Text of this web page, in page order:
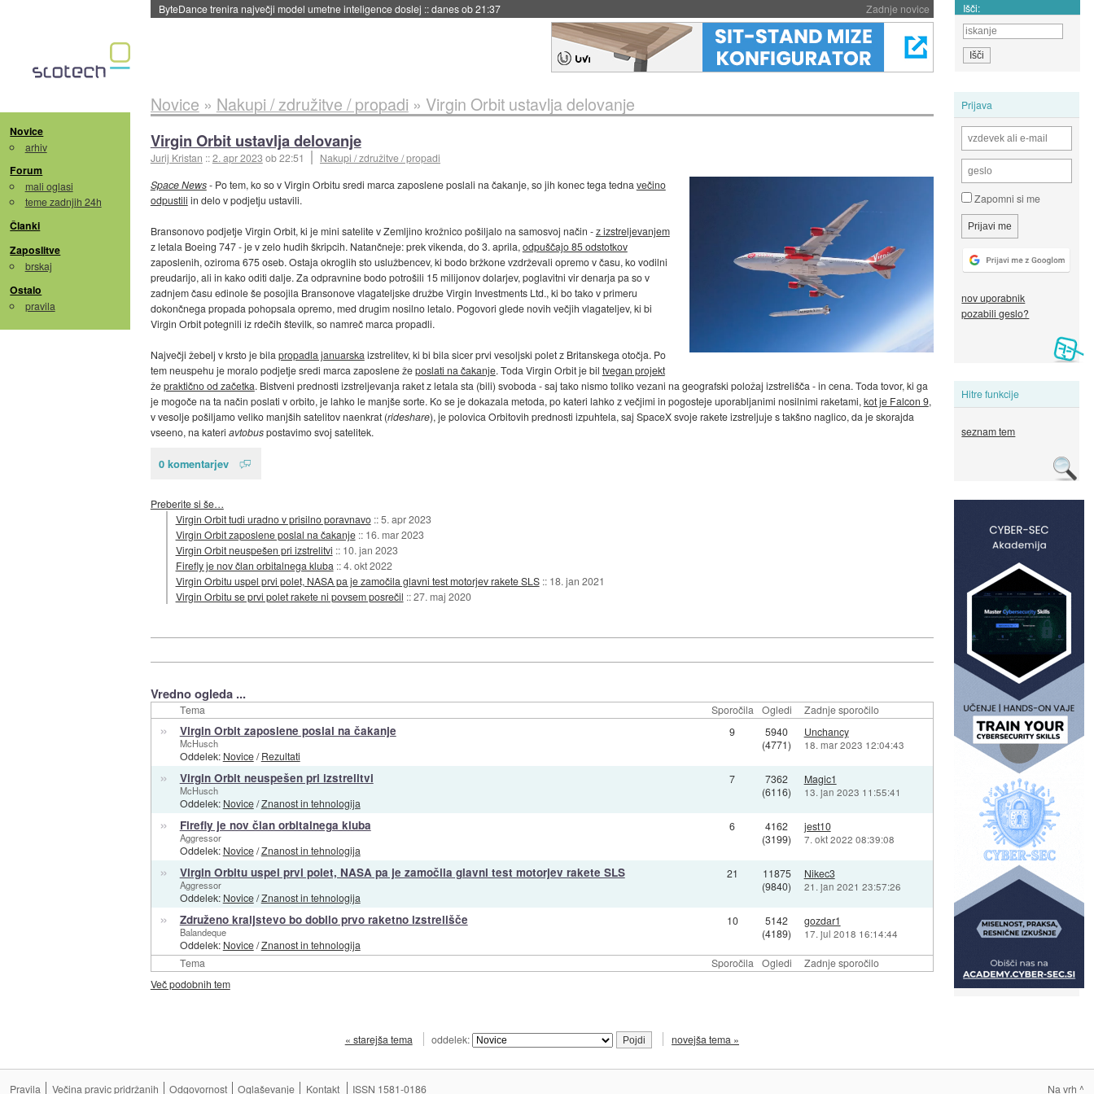
Zadnje novice
ByteDance trenira največji model umetne inteligence doslej ::danes ob 21:37 Išči:
Novice
arhiv
Forum
mali oglasi
teme zadnjih 24h
Članki
Zaposlitve
brskaj
Ostalo
pravila
Prijava
Zapomni si me
nov uporabnik
pozabili geslo?
Hitre funkcije
seznam tem
Novice » Nakupi / združitve / propadi » Virgin Orbit ustavlja delovanje
Virgin Orbit ustavlja delovanje
Jurij Kristan ::2. apr 2023 ob 22:51
Nakupi / združitve / propadi
Space News- Po tem, ko so v Virgin Orbitu sredi marca zaposlene poslali na čakanje, so jih konec tega tedna večino
odpustili in delo v podjetju ustavili.
Bransonovo podjetje Virgin Orbit, ki je mini satelite v Zemljino krožnico pošiljalo na samosvoj način -z izstreljevanjem
z letala Boeing 747 - je v zelo hudih škripcih. Natančneje: prek vikenda, do 3. aprila, odpuščajo 85 odstotkov
zaposlenih, oziroma 675 oseb. Ostaja okroglih sto uslužbencev, ki bodo bržkone vzdrževali opremo v času, ko vodilni
preudarijo, ali in kako oditi dalje. Za odpravnine bodo potrošili 15 milijonov dolarjev, poglavitni vir denarja pa so v
zadnjem času edinole še posojila Bransonove vlagateljske družbe Virgin Investments Ltd., ki bo tako v primeru
dokončnega propada pohopsala opremo, med drugim nosilno letalo. Pogovori glede novih večjih vlagateljev, ki bi
Virgin Orbit potegnili iz rdečih številk, so namreč marca propadli.
Največji žebelj v krsto je bila propadla januarska izstrelitev, ki bi bila sicer prvi vesoljski polet z Britanskega otočja. Po
tem neuspehu je moralo podjetje sredi marca zaposlene žeposlati na čakanje. Toda Virgin Orbit je bil tvegan projekt
žepraktično od začetka. Bistveni prednosti izstreljevanja raket z letala sta (bili) svoboda - saj tako nismo toliko vezani na geografski položaj izstrelišča - in cena. Toda tovor, ki ga
je mogoče na ta način poslati v orbito, je lahko le manjše sorte. Ko se je dokazala metoda, po kateri lahko z večjimi in pogosteje uporabljanimi nosilnimi raketami, kot je Falcon 9,
v vesolje pošiljamo veliko manjših satelitov naenkrat (rideshare), je polovica Orbitovih prednosti izpuhtela, saj SpaceX svoje rakete izstreljuje s takšno naglico, da je skorajda
vseeno, na kateri avtobuspostavimo svoj satelitek.
0 komentarjev
Preberite si še…
Virgin Orbit tudi uradno v prisilno poravnavo ::5. apr 2023
Virgin Orbit zaposlene poslal na čakanje :: 16. mar 2023
Virgin Orbit neuspešen pri izstrelitvi :: 10. jan 2023
Firefly je nov član orbitalnega kluba ::4. okt 2022
Virgin Orbitu uspel prvi polet, NASA pa je zamočila glavni test motorjev rakete SLS :: 18. jan 2021
Virgin Orbitu se prvi polet rakete ni povsem posrečil ::27. maj 2020
Vredno ogleda ...
Tema Sporočila Ogledi Zadnje sporočilo
Tema Sporočila Ogledi Zadnje sporočilo
» Virgin Orbit zaposlene poslal na čakanje
McHusch
Oddelek: Novice/Rezultati
9
5940
(4771)
Unchancy
18. mar 2023 12:04:43
» Virgin Orbit neuspešen pri izstrelitvi
McHusch
Oddelek: Novice/Znanost in tehnologija
7
7362
(6116)
Magic1
13. jan 2023 11:55:41
» Firefly je nov član orbitalnega kluba
Aggressor
Oddelek: Novice/Znanost in tehnologija
6
4162
(3199)
jest10
7. okt 2022 08:39:08
» Virgin Orbitu uspel prvi polet, NASA pa je zamočila glavni test motorjev rakete SLS
Aggressor
Oddelek: Novice/Znanost in tehnologija
21
11875
(9840)
Nikec3
21. jan 2021 23:57:26
» Združeno kraljstevo bo dobilo prvo raketno izstrelišče
Balandeque
Oddelek: Novice/Znanost in tehnologija
10
5142
(4189)
gozdar1
17. jul 2018 16:14:44
Več podobnih tem
« starejša tema oddelek: novejša tema »
Na vrh ^
Pravila Večina pravic pridržanih Odgovornost Oglaševanje Kontakt ISSN 1581-0186